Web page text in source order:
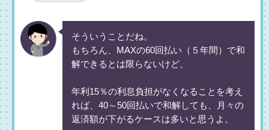
そういうことだね。
もちろん、MAXの60回払い（５年間）で和
解できるとは限らないけど、
年利15％の利息負担がなくなることを考え
れば、40～50回払いで和解しても、月々の
返済額が下がるケースは多いと思うよ。